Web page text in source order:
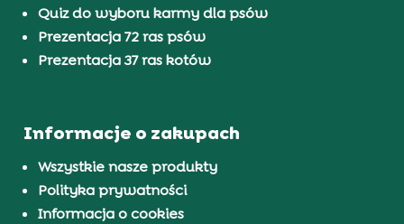
Quiz do wyboru karmy dla psów
Prezentacja 72 ras psów
Prezentacja 37 ras kotów
Informacje o zakupach
Wszystkie nasze produkty
Polityka prywatności
Informacja o cookies